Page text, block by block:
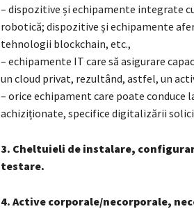
– dispozitive și echipamente integrate
robotică; dispozitive și echipamente
tehnologii blockchain, etc.,
– echipamente IT care să asigurare
un cloud privat, rezultând, astfel, un
– orice echipament care poate
achiziționate, specifice digitalizării
3. Cheltuieli de instalare,
testare.
4. Active corporale/necorporale,